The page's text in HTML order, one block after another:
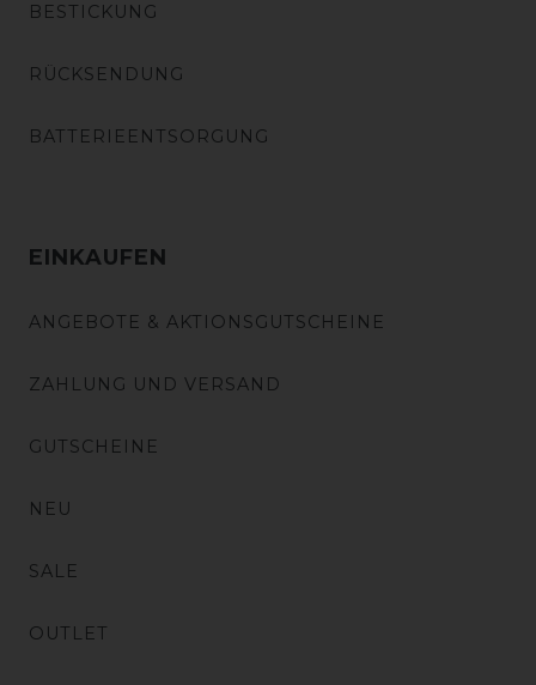
BESTICKUNG
RÜCKSENDUNG
BATTERIEENTSORGUNG
EINKAUFEN
ANGEBOTE & AKTIONSGUTSCHEINE
ZAHLUNG UND VERSAND
GUTSCHEINE
NEU
SALE
OUTLET